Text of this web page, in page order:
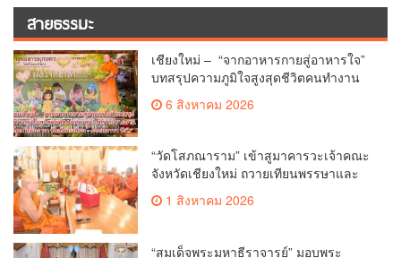
สายธรรมะ
เชียงใหม่ – “จากอาหารกายสู่อาหารใจ”
บทสรุปความภูมิใจสูงสุดชีวิตคนทำงาน
เกี๋ยง – ธรรมนาวา วัง”
6 สิงหาคม 2026
“วัดโสภณาราม” เข้าสูมาคารวะเจ้าคณะ
จังหวัดเชียงใหม่ ถวายเทียนพรรษาและ
ผ้าอาบน้ำฝน เนื่องในวันเข้าพรรษา
1 สิงหาคม 2026
“สมเด็จพระมหาธีราจารย์” มอบพระ